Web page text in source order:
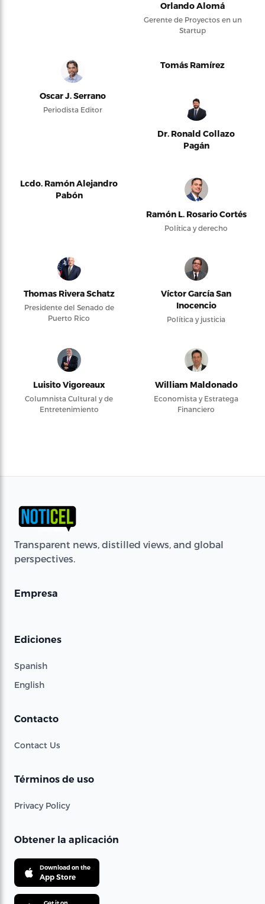
Orlando Alomá
Gerente de Proyectos en un
Startup
Oscar J. Serrano
Periodista Editor
Tomás Ramírez
Dr. Ronald Collazo
Pagán
Lcdo. Ramón Alejandro
Pabón
Ramón L. Rosario Cortés
Política y derecho
Thomas Rivera Schatz
Presidente del Senado de
Puerto Rico
Víctor García San
Inocencio
Política y justicia
Luisito Vigoreaux
Columnista Cultural y de
Entretenimiento
William Maldonado
Economista y Estratega
Financiero
Transparent news, distilled views, and global
perspectives.
Empresa
Ediciones
Spanish
English
Contacto
Contact Us
Términos de uso
Privacy Policy
Obtener la aplicación
Download on the
App Store